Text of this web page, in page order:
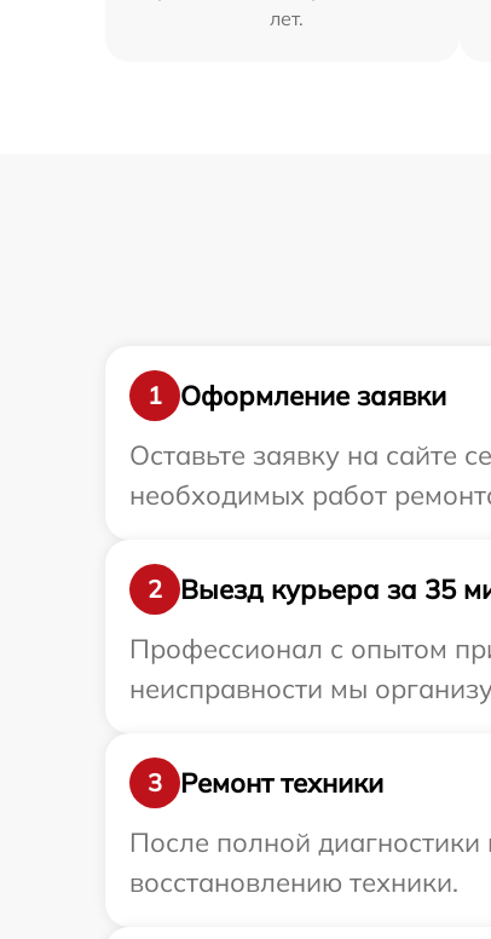
лет.
1
Оформление заявки
Оставьте заявку на сайте
необходимых работ
2
Выезд курьера за 35
Профессионал с опытом
неисправности мы
3
Ремонт техники
После полной
восстановлению техники.